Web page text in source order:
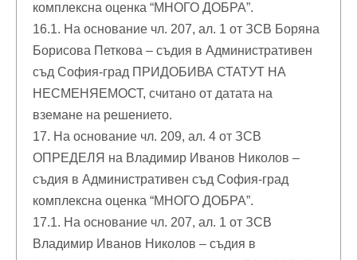
комплексна оценка “МНОГО ДОБРА”.
16.1. На основание чл. 207, ал. 1 от ЗСВ Боряна
Борисова Петкова – съдия в Административен
съд София-град ПРИДОБИВА СТАТУТ НА
НЕСМЕНЯЕМОСТ, считано от датата на
вземане на решението.
17. На основание чл. 209, ал. 4 от ЗСВ
ОПРЕДЕЛЯ на Владимир Иванов Николов –
съдия в Административен съд София-град
комплексна оценка “МНОГО ДОБРА”.
17.1. На основание чл. 207, ал. 1 от ЗСВ
Владимир Иванов Николов – съдия в